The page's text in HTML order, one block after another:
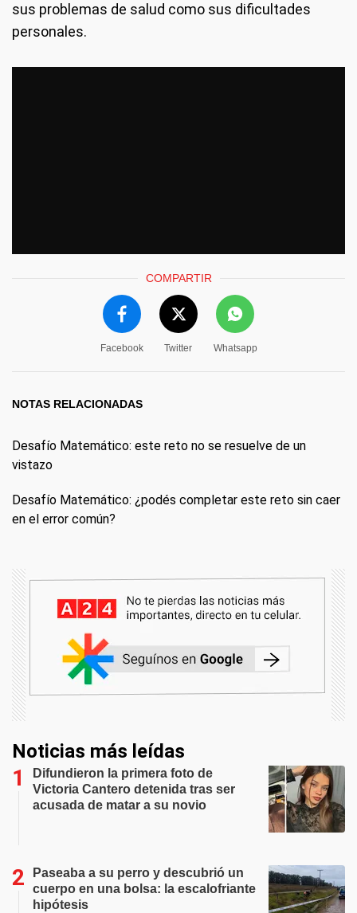
sus problemas de salud como sus dificultades
personales.
COMPARTIR
Facebook Twitter Whatsapp
NOTAS RELACIONADAS
Desafío Matemático: este reto no se resuelve de un
vistazo
Desafío Matemático: ¿podés completar este reto sin caer
en el error común?
Noticias más leídas
Difundieron la primera foto de
Victoria Cantero detenida tras ser
acusada de matar a su novio
Paseaba a su perro y descubrió un
cuerpo en una bolsa: la escalofriante
hipótesis